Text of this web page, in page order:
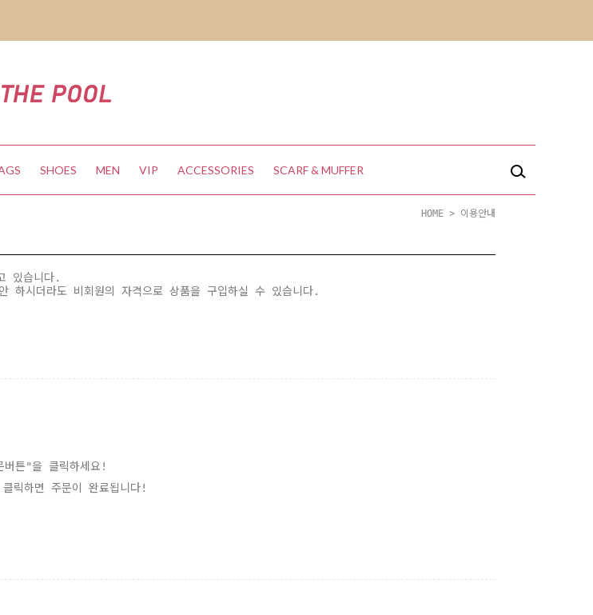
SHOES MEN VIP ACCESSORIES SCARF & MUFFER
HOME > 이용안내
있습니다.
하시더라도 비회원의 자격으로 상품을 구입하실 수 있습니다.
튼"을 클릭하세요!
릭하면 주문이 완료됩니다!